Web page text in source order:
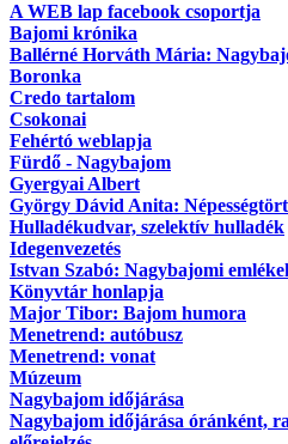
A WEB lap facebook csoportja
Bajomi krónika
Ballérné Horváth Mária:
Boronka
Credo tartalom
Csokonai
Fehértó weblapja
Fürdő - Nagybajom
Gyergyai Albert
György Dávid Anita:
Hulladékudvar, szelektív hulladék
Idegenvezetés
Istvan Szabó: Nagybajomi
Könyvtár honlapja
Major Tibor: Bajom humora
Menetrend: autóbusz
Menetrend: vonat
Múzeum
Nagybajom időjárása
Nagybajom időjárása óránként,